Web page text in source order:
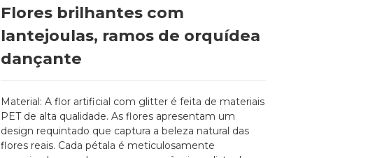
Loading...
Loading...
Flores brilhantes com
lantejoulas, ramos de orquídea
dançante
Material: A flor artificial com glitter é feita de materiais
PET de alta qualidade. As flores apresentam um
design requintado que captura a beleza natural das
flores reais. Cada pétala é meticulosamente